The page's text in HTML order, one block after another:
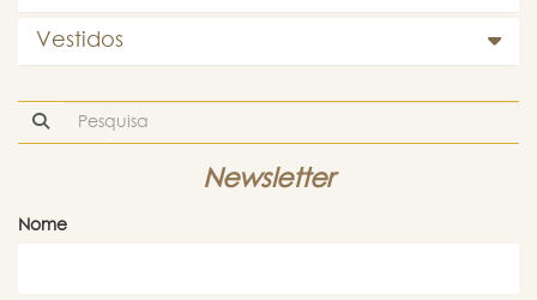
Vestidos
Newsletter
Nome